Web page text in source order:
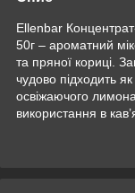
Ellenbar
50г – ароматний
та пряної кориці.
чудово підходить
освіжаючого
використання в